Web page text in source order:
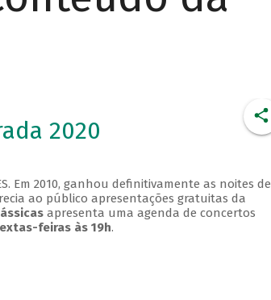
2020
Em 2010, ganhou definitivamente as noites de
ao público apresentações gratuitas da
apresenta uma agenda de concertos
feiras às 19h.